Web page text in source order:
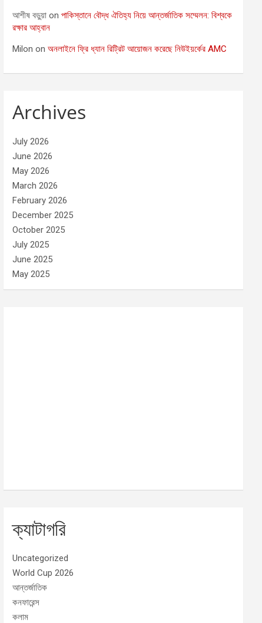
আশীষ বড়ুয়া onপাকিস্তানে বৌদ্ধ ঐতিহ্য নিয়ে আন্তর্জাতিক সম্মেলন: বিশ্বকে
রক্ষার আহ্বান
Milon onঅনলাইনে ফ্রি ধ্যান রিট্রিট আয়োজন করেছে নিউইয়র্কের AMC
Archives
July 2026
June 2026
May 2026
March 2026
February 2026
December 2025
October 2025
July 2025
June 2025
May 2025
ক্যাটাগরি
Uncategorized
World Cup 2026
আন্তর্জাতিক
কনফারেন্স
কলাম